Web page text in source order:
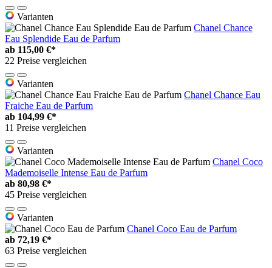
Varianten
Chanel Chance
Eau Splendide Eau de Parfum
ab 115,00 €*
22 Preise vergleichen
Varianten
Chanel Chance Eau
Fraiche Eau de Parfum
ab 104,99 €*
11 Preise vergleichen
Varianten
Chanel Coco
Mademoiselle Intense Eau de Parfum
ab 80,98 €*
45 Preise vergleichen
Varianten
Chanel Coco Eau de Parfum
ab 72,19 €*
63 Preise vergleichen